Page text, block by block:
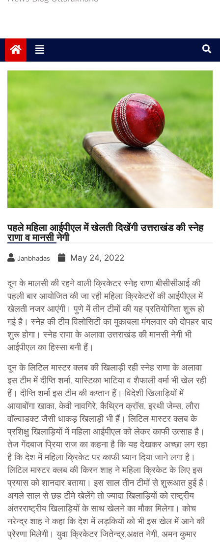
पहले महिला आईपीएल में खेलती दिखेंगी उत्तराखंड की स्नेह
राणा व मानसी नेगी
Janbhadas May 24, 2022
दून के मालसी की रहने वाली क्रिकेटर स्नेह राणा बीसीसीआई की
पहली बार आयोजित की जा रही महिला क्रिकेटरों की आईपीएल में
खेलती नजर आएंगी। पुणे में तीन टीमों की यह प्रतियोगिता शुरू हो
गई है। स्नेह की टीम विलोसिटी का मुकाबला मंगलवार को दोपहर बाद
शुरू होगा। स्नेह राणा के अलावा उत्तराखंड की मानसी नेगी भी
आईपीएल का हिस्सा बनी हैं।
दून के लिटिल मास्टर क्लब की खिलाड़ी रही स्नेह राणा के अलावा
इस टीम में दीप्ति शर्मा, यास्टिका भाटिया व शैफाली वर्मा भी खेल रही
हैं। दीप्ति शर्मा इस टीम की कप्तान हैं। विदेशी खिलाड़ियों में
आयाबोंगा खाका, केवी नावगिरे, कैथ्रिन क्रॉस, इरथी जेम्स, लौरा
वॉल्वाडक्ट जैसी धाकड़ खिलाड़ी भी हैं। लिटिल मास्टर क्लब के
प्रशिक्षु खिलाड़ियों में महिला आईपीएल को लेकर काफी उत्साह है।
तेज गेंदबाज प्रिया राज का कहना है कि यह देखकर अच्छा लग रहा
है कि देश में महिला क्रिकेट पर काफी ध्यान दिया जाने लगा है।
लिटिल मास्टर क्लब की किरन शाह ने महिला क्रिकेट के लिए इस
प्रयास को शानदार बताया। इस साल तीन टीमों से शुरूआत हुई है।
अगले साल से छह टीमे खेलेंगे तो ज्यादा खिलाड़ियों को राष्ट्रीय
अंतरराष्ट्रीय खिलाड़ियों के साथ खेलने का मौका मिलेगा। कोच
नरेन्द्र शाह ने कहा कि देश में लड़कियों को भी इस खेल में आने की
प्रेरणा मिलेगी। युवा क्रिकेटर जितेन्द्र,अक्षत नेगी, अमन कुमार